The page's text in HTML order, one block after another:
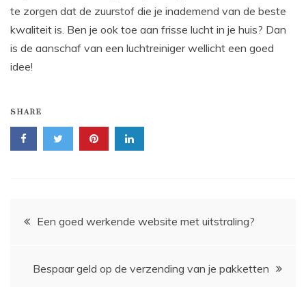
te zorgen dat de zuurstof die je inademend van de beste
kwaliteit is. Ben je ook toe aan frisse lucht in je huis? Dan
is de aanschaf van een luchtreiniger wellicht een goed
idee!
SHARE
Bericht
Een goed werkende website met uitstraling?
Bespaar geld op de verzending van je pakketten